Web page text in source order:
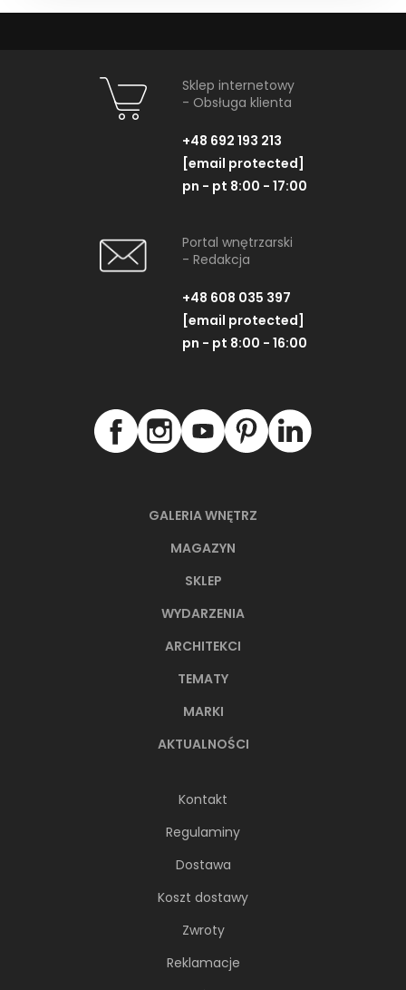
GALERIA WNĘTRZ
MAGAZYN
SKLEP
WYDARZENIA
ARCHITEKCI
TEMATY
MARKI
AKTUALNOŚCI
Kontakt
Regulaminy
Dostawa
Koszt dostawy
Zwroty
Reklamacje
Sklep internetowy
- Obsługa klienta
+48 692 193 213
[email protected]
pn - pt 8:00 - 17:00
Portal wnętrzarski
- Redakcja
+48 608 035 397
[email protected]
pn - pt 8:00 - 16:00